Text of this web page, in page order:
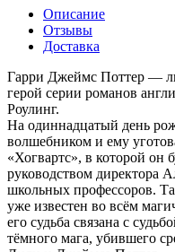
Описание
Отзывы
Доставка
Гарри Джеймс Поттер —
герой серии романов
Роулинг.
На одиннадцатый день
волшебником и ему
«Хогвартс», в которой он
руководством директора
школьных профессоров.
уже известен во всём
его судьба связана с
тёмного мага, убившего